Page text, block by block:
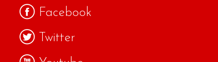
Facebook
Twitter